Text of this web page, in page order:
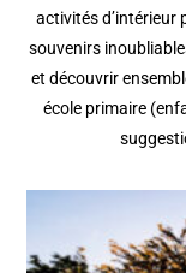
activités d’intérieur
souvenirs
et découvrir
école primaire